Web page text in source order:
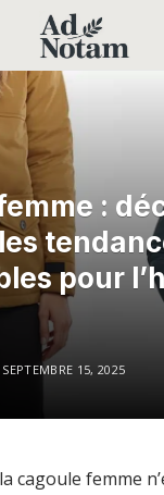
:
pour
SEPTEMBRE 15, 2025
cagoule femme